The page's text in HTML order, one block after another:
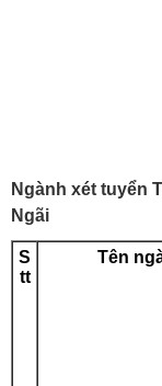
Ngành xét tuyển
Ngãi
S
tt
Tên